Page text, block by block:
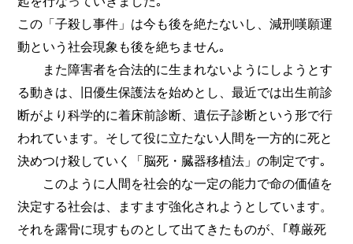
この「子殺し事件」は今も後を絶たないし、減刑嘆願運
動という社会現象も後を絶ちません｡
また障害者を合法的に生まれないようにしようとす
る動きは、旧優生保護法を始めとし、最近では出生前診
断がより科学的に着床前診断、遺伝子診断という形で行
われています。そして役に立たない人間を一方的に死と
決めつけ殺していく「脳死・臓器移植法」の制定です｡
このように人間を社会的な一定の能力で命の価値を
決定する社会は、ますます強化されようとしています。
それを露骨に現すものとして出てきたものが、｢尊厳死